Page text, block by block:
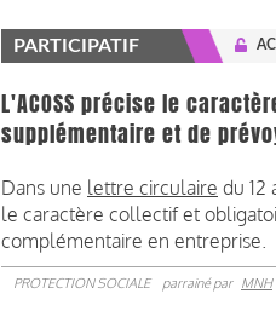
PARTICIPATIF
L'ACOSS précise le
supplémentaire et de
Dans une lettre circulaire du 12
le caractère collectif et
complémentaire en entreprise.
PROTECTION SOCIALE parrainé par MNH